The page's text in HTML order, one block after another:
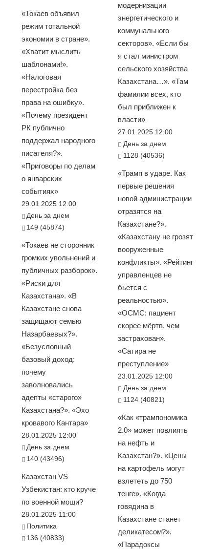
«Токаев объявил
режим тотальной
экономии в стране».
«Хватит мыслить
шаблонами!».
«Налоговая
перестройка без
права на ошибку».
«Почему президент
РК публично
поддержал народного
писателя?».
«Приговоры по делам
о январских
событиях»
29.01.2025 12:00
День за днем
149 (45874)
«Токаев не сторонник
громких увольнений и
публичных разборок».
«Риски для
Казахстана». «В
Казахстане снова
защищают семью
Назарбаевых?».
«Безусловный
базовый доход:
почему
заволновались
адепты «старого»
Казахстана?». «Эхо
кровавого Кантара»
28.01.2025 12:00
День за днем
140 (43496)
Казахстан VS
Узбекистан: кто круче
по военной мощи?
28.01.2025 11:00
Политика
136 (40833)
модернизации
энергетического и
коммунального
секторов». «Если бы
я стал министром
сельского хозяйства
Казахстана…». «Там
фамилии всех, кто
был приближен к
власти»
27.01.2025 12:00
День за днем
1128 (40536)
«Трамп в ударе. Как
первые решения
новой администрации
отразятся на
Казахстане?».
«Казахстану не грозят
вооруженные
конфликты». «Рейтинг
управленцев не
бьется с
реальностью».
«ОСМС: пациент
скорее мёртв, чем
застрахован».
«Сатира не
преступление»
23.01.2025 12:00
День за днем
1124 (40821)
«Как «трампономика
2.0» может повлиять
на нефть и
Казахстан?». «Цены
на картофель могут
взлететь до 750
тенге». «Когда
говядина в
Казахстане станет
деликатесом?».
«Парадоксы